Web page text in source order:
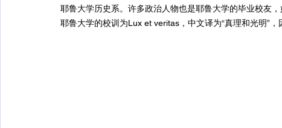
耶鲁大学历史系。许多政治人物也是耶鲁大学的毕业校友
耶鲁大学的校训为Lux et veritas，中文译为“真理和光明”，